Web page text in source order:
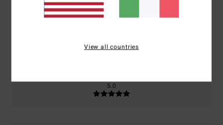
Troppo grande
5.0
View all countries